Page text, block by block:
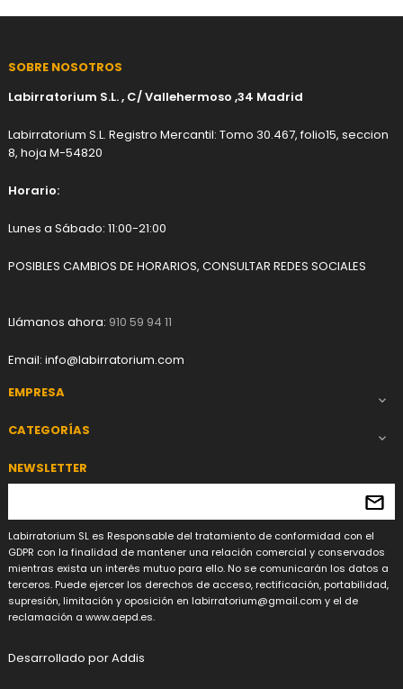
SOBRE NOSOTROS
Labirratorium S.L. , C/ Vallehermoso ,34 Madrid
Labirratorium S.L. Registro Mercantil: Tomo 30.467, folio15, seccion
8, hoja M-54820
Horario:
Lunes a Sábado: 11:00-21:00
POSIBLES CAMBIOS DE HORARIOS, CONSULTAR REDES SOCIALES
Llámanos ahora: 910 59 94 11
Email: info@labirratorium.com
EMPRESA

CATEGORÍAS 
NEWSLETTER
Labirratorium SL es Responsable del tratamiento de conformidad con el
GDPR con la finalidad de mantener una relación comercial y conservados
mientras exista un interés mutuo para ello. No se comunicarán los datos a
terceros. Puede ejercer los derechos de acceso, rectificación, portabilidad,
supresión, limitación y oposición en labirratorium@gmail.com y el de
reclamación a www.aepd.es.
Desarrollado porAddis